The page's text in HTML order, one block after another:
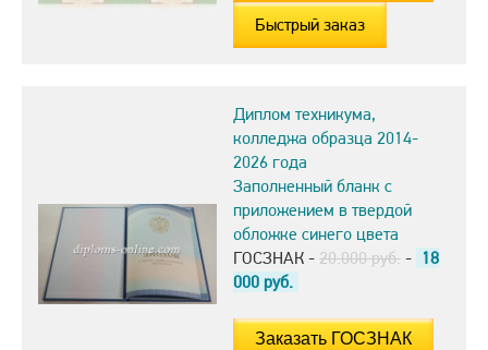
Быстрый заказ
Диплом техникума,
колледжа образца 2014-
2026 года
Заполненный бланк с
приложением в твердой
обложке синего цвета
ГОСЗНАК - 20.000 руб. - 18
000 руб.